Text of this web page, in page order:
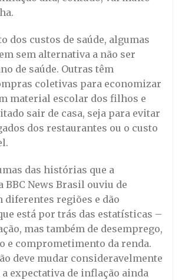
dos custos de saúde, algumas
sem alternativa a não ser
de saúde. Outras têm
coletivas para economizar
material escolar dos filhos e
sair de casa, seja para evitar
dos restaurantes ou o custo
das histórias que a
BBC News Brasil ouviu de
regiões e dão
está por trás das estatísticas –
mas também de desemprego,
e comprometimento da renda.
deve mudar consideravelmente
a expectativa de inflação ainda